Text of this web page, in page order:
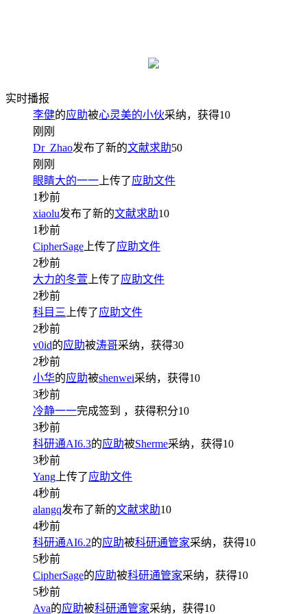
实时播报
李健的应助被心灵美的小伙采纳，获得10
刚刚
Dr_Zhao发布了新的文献求助50
刚刚
眼睛大的一一 上传了应助文件
1秒前
xiaolu发布了新的文献求助10
1秒前
CipherSage 上传了应助文件
2秒前
大力的冬萱 上传了应助文件
2秒前
科目三 上传了应助文件
2秒前
v0id的应助被涛哥采纳，获得30
2秒前
小华的应助被shenwei采纳，获得10
3秒前
冷静一一完成签到 ，获得积分10
3秒前
科研通AI6.3的应助被Sherme采纳，获得10
3秒前
Yang 上传了应助文件
4秒前
alangq发布了新的文献求助10
4秒前
科研通AI6.2的应助被科研通管家采纳，获得10
5秒前
CipherSage的应助被科研通管家采纳，获得10
5秒前
Ava的应助被科研通管家采纳，获得10